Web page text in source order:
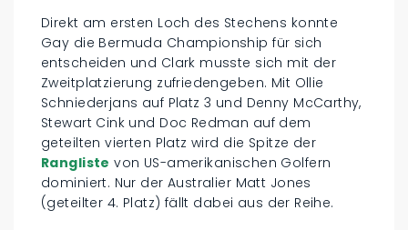
Direkt am ersten Loch des Stechens konnte
Gay die Bermuda Championship für sich
entscheiden und Clark musste sich mit der
Zweitplatzierung zufriedengeben. Mit Ollie
Schniederjans auf Platz 3 und Denny McCarthy,
Stewart Cink und Doc Redman auf dem
geteilten vierten Platz wird die Spitze der
Rangliste von US-amerikanischen Golfern
dominiert. Nur der Australier Matt Jones
(geteilter 4. Platz) fällt dabei aus der Reihe.